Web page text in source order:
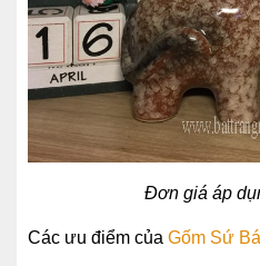
Đơn giá áp
Các ưu điểm của Gốm Sứ